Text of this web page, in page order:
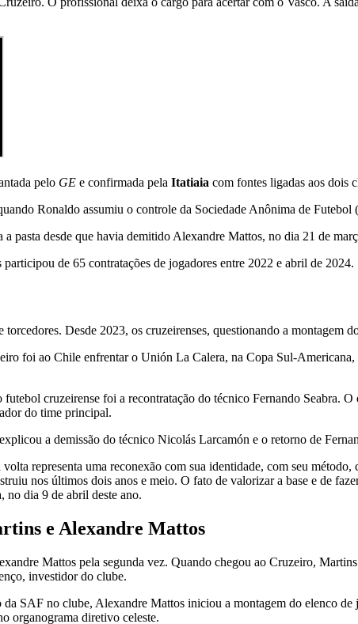
pelo GE e confirmada pela Itatiaia com fontes ligadas aos dois
Ronaldo assumiu o controle da Sociedade Anônima de
pasta desde que havia demitido Alexandre Mattos, no dia 21 de
de 65 contratações de jogadores entre 2022 e abril de 2024.
Desde 2023, os cruzeirenses, questionando a
foi ao Chile enfrentar o Unión La Calera, na Copa Sul-
cruzeirense foi a recontratação do técnico Fernando Seabra.
do time principal.
a demissão do técnico Nicolás Larcamón e o retorno de
representa uma reconexão com sua identidade, com seu
nos últimos dois anos e meio. O fato de valorizar a base e de
no dia 9 de abril deste ano.
e Alexandre Mattos
Mattos pela segunda vez. Quando chegou ao Cruzeiro,
investidor do clube.
SAF no clube, Alexandre Mattos iniciou a montagem do elenco
organograma diretivo celeste.